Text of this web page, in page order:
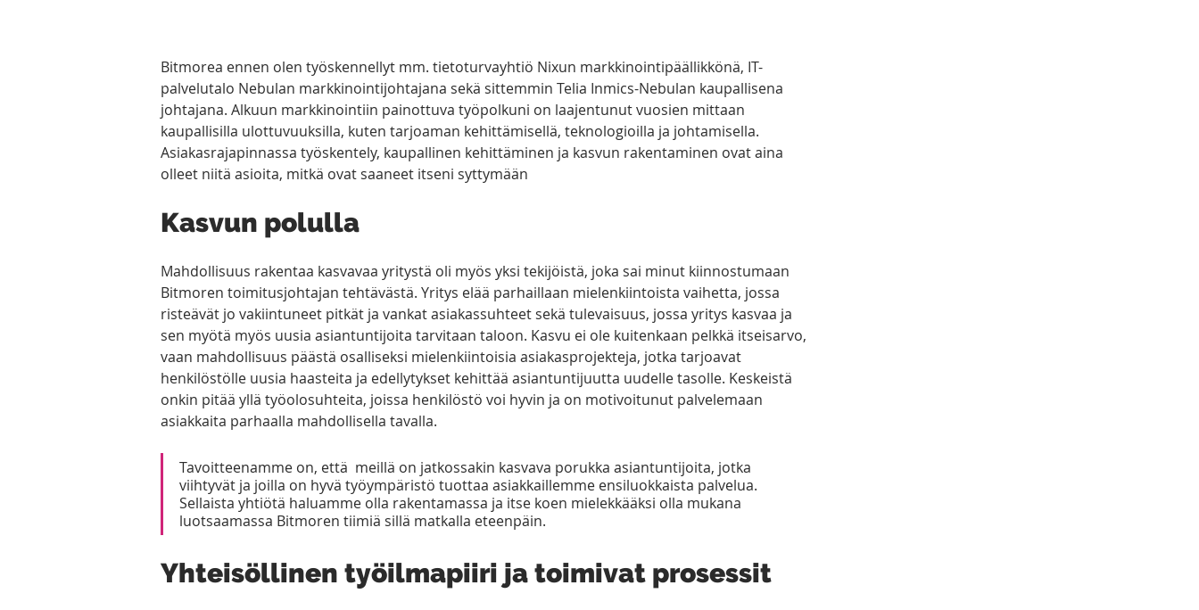
Bitmorea ennen olen työskennellyt mm. tietoturvayhtiö Nixun markkinointipäällikkönä, IT-
palvelutalo Nebulan markkinointijohtajana sekä sittemmin Telia Inmics-Nebulan kaupallisena
johtajana. Alkuun markkinointiin painottuva työpolkuni on laajentunut vuosien mittaan
kaupallisilla ulottuvuuksilla, kuten tarjoaman kehittämisellä, teknologioilla ja johtamisella.
Asiakasrajapinnassa työskentely, kaupallinen kehittäminen ja kasvun rakentaminen ovat aina
olleet niitä asioita, mitkä ovat saaneet itseni syttymään
Kasvun polulla
Mahdollisuus rakentaa kasvavaa yritystä oli myös yksi tekijöistä, joka sai minut kiinnostumaan
Bitmoren toimitusjohtajan tehtävästä. Yritys elää parhaillaan mielenkiintoista vaihetta, jossa
risteävät jo vakiintuneet pitkät ja vankat asiakassuhteet sekä tulevaisuus, jossa yritys kasvaa ja
sen myötä myös uusia asiantuntijoita tarvitaan taloon. Kasvu ei ole kuitenkaan pelkkä itseisarvo,
vaan mahdollisuus päästä osalliseksi mielenkiintoisia asiakasprojekteja, jotka tarjoavat
henkilöstölle uusia haasteita ja edellytykset kehittää asiantuntijuutta uudelle tasolle. Keskeistä
onkin pitää yllä työolosuhteita, joissa henkilöstö voi hyvin ja on motivoitunut palvelemaan
asiakkaita parhaalla mahdollisella tavalla.
Tavoitteenamme on, että  meillä on jatkossakin kasvava porukka asiantuntijoita, jotka
viihtyvät ja joilla on hyvä työympäristö tuottaa asiakkaillemme ensiluokkaista palvelua.
Sellaista yhtiötä haluamme olla rakentamassa ja itse koen mielekkääksi olla mukana
luotsaamassa Bitmoren tiimiä sillä matkalla eteenpäin.
Yhteisöllinen työilmapiiri ja toimivat prosessit